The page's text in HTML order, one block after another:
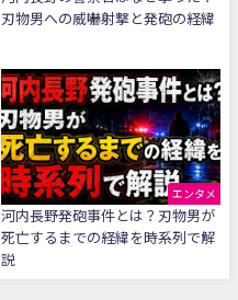
刃物男への威嚇射撃と発砲の経緯
エンタメ
河内長野発砲事件とは？刃物男が
死亡するまでの経緯を時系列で解
説